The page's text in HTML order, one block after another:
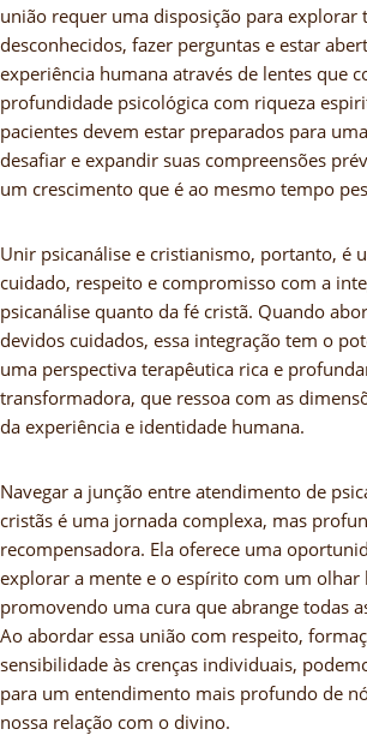
união requer uma disposição para explorar
desconhecidos, fazer perguntas e estar
experiência humana através de lentes que
profundidade psicológica com riqueza
pacientes devem estar preparados para
desafiar e expandir suas compreensões
um crescimento que é ao mesmo tempo
Unir psicanálise e cristianismo, portanto, é
cuidado, respeito e compromisso com a
psicanálise quanto da fé cristã. Quando
devidos cuidados, essa integração tem o
uma perspectiva terapêutica rica e
transformadora, que ressoa com as
da experiência e identidade humana.
Navegar a junção entre atendimento de
cristãs é uma jornada complexa, mas
recompensadora. Ela oferece uma
explorar a mente e o espírito com um olhar
promovendo uma cura que abrange todas
Ao abordar essa união com respeito,
sensibilidade às crenças individuais,
para um entendimento mais profundo de
nossa relação com o divino.